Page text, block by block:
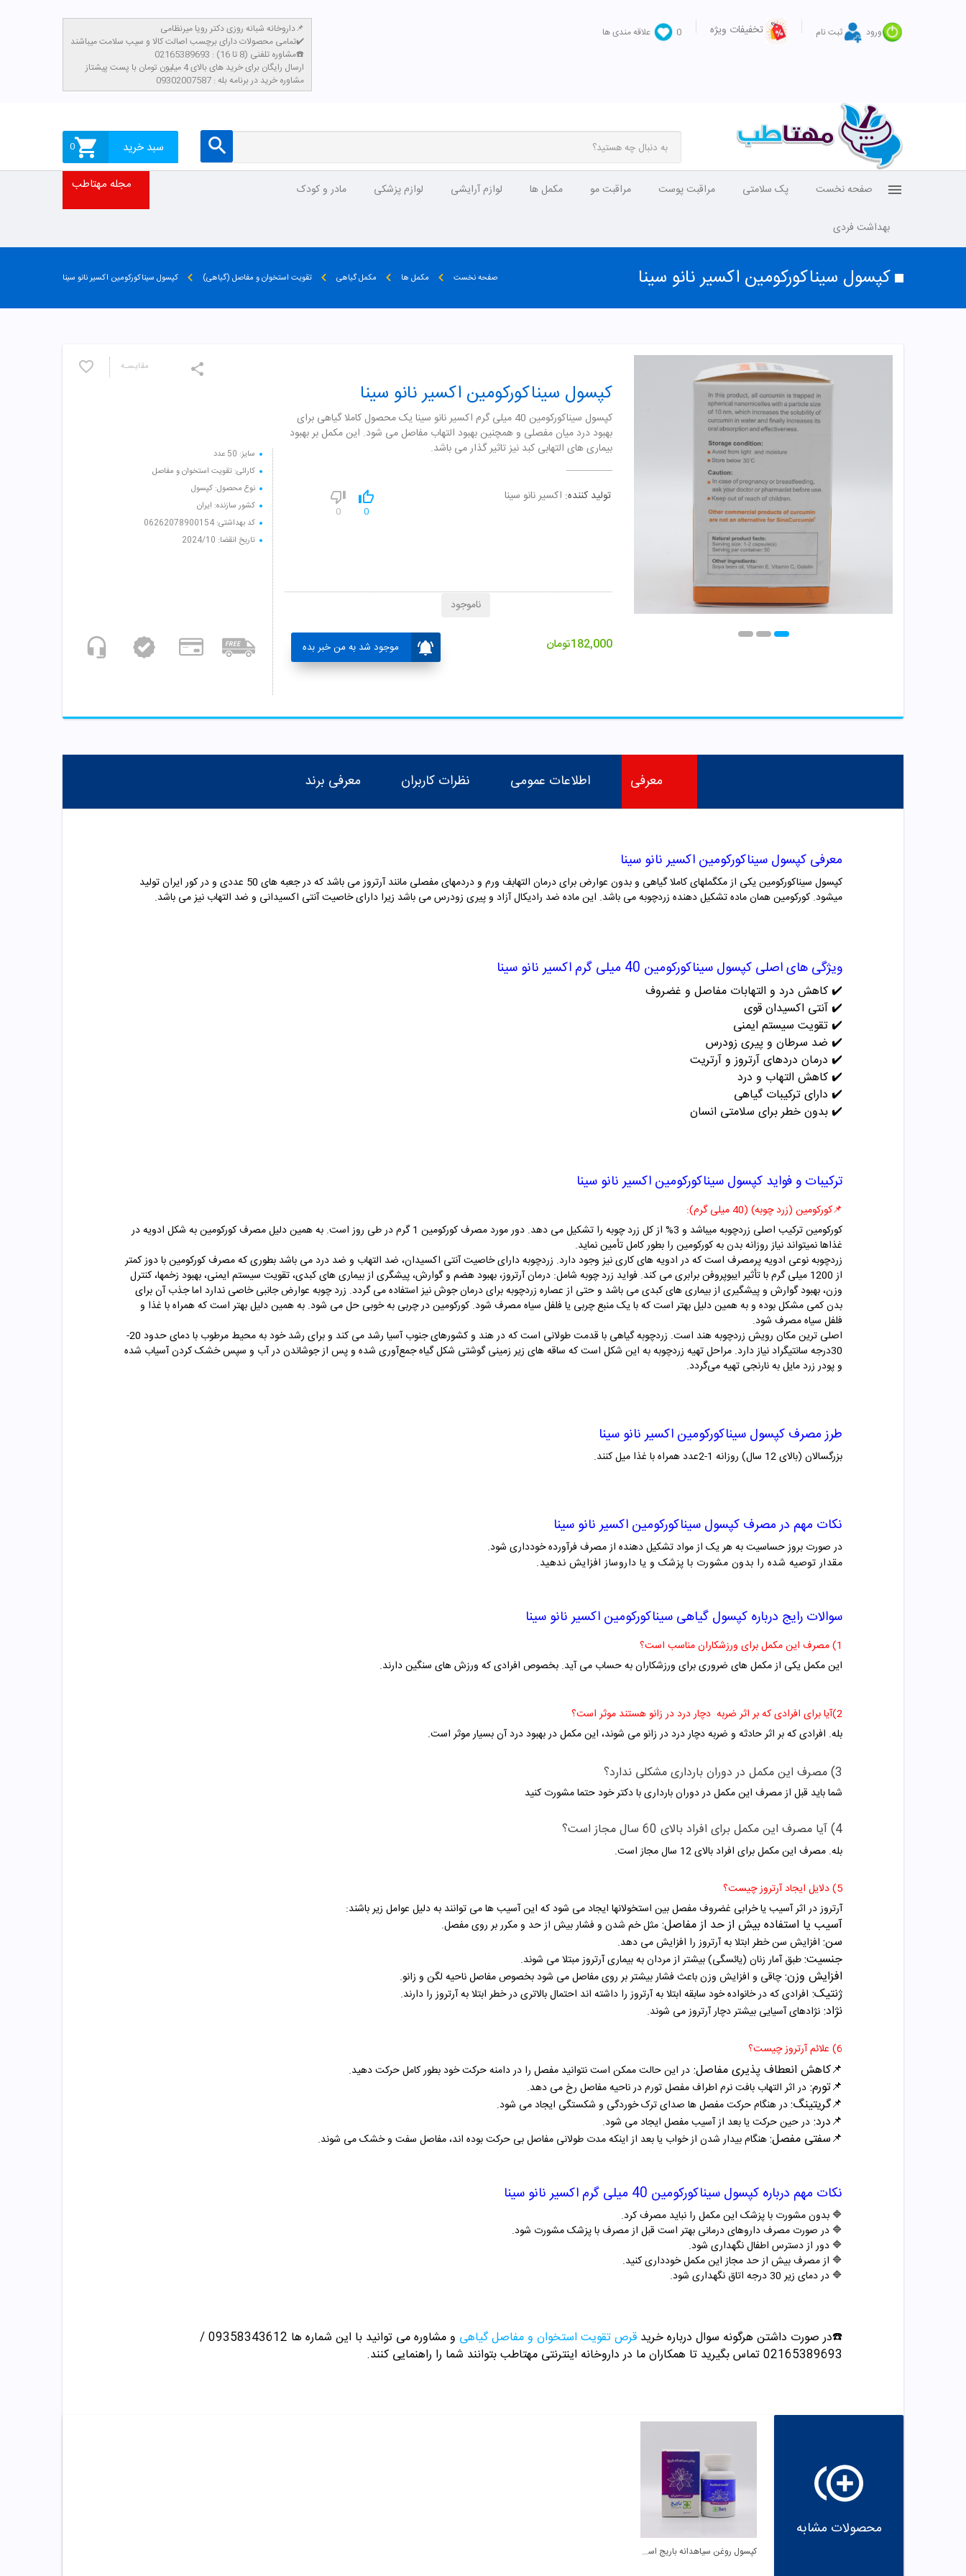
ورود ثبت نام تخفیفات ویژه 0 علاقه مندی ها
داروخانه شبانه روزی دکتر رویا میرنظامی📌
تمامی محصولات دارای برچسب اصالت کالا و سیب سلامت میباشند✔️
مشاوره تلفنی (8 تا 16) : 02165389693☎️
​ارسال رایگان برای خرید های بالای 4 میلیون تومان با پست پیشتاز
مشاوره خرید در برنامه بله : 09302007587
سبد خرید 0
صفحه نخست پک سلامتی مراقبت پوست مراقبت مو مکمل ها لوازم آرایشی لوازم پزشکی مادر و کودک
بهداشت فردی
مجله مهتاطب
کپسول سیناکورکومین اکسیر نانو سینا صفحه نخست مکمل ها مکمل گیاهی تقویت استخوان و مفاصل (گیاهی) کپسول سیناکورکومین اکسیر نانو سینا
مقایسـه
سایز: 50 عدد
کارائی: تقویت استخوان و مفاصل
نوع محصول: کپسول
کشور سازنده: ایران
کد بهداشتی: 06262078900154
تاریخ انقضا: 2024/10
کپسول سیناکورکومین اکسیر نانو سینا
کپسول سیناکورکومین 40 میلی گرم اکسیر نانو سینا یک محصول کاملا گیاهی برای
بهبود درد میان مفصلی و همچنین بهبود التهاب مفاصل می شود. این مکمل بر بهبود
بیماری های التهابی کبد نیز تاثیر گذار می باشد.
تولید کننده: اکسیر نانو سینا
0
0
182,000تومان موجود شد به من خبر بده
ناموجود
معرفی اطلاعات عمومی نظرات کاربران معرفی برند
معرفی کپسول سیناکورکومین اکسیر نانو سینا
کپسول سیناکورکومین یکی از مکگملهای کاملا گیاهی و بدون عوارض برای درمان التهابف ورم و دردمهای مفصلی مانند آرتروز می باشد که در جعبه های 50 عددی و در کور ایران تولید
میشود. کورکومین همان ماده تشکیل دهنده زردچوبه می باشد. این ماده ضد رادیکال آزاد و پیری زودرس می باشد زیرا دارای خاصیت آنتی اکسیدانی و ضد التهاب نیز می باشد.
ویژگی های اصلی کپسول سیناکورکومین 40 میلی گرم اکسیر نانو سینا
✔️کاهش درد و التهابات مفاصل و غضروف
✔️آنتی اکسیدان قوی
✔️تقویت سیستم ایمنی
✔️ ضد سرطان و پیری زودرس
✔️ درمان دردهای آرتروز و آرتریت
✔️کاهش التهاب و درد
✔️ دارای ترکیبات گیاهی
✔️بدون خطر برای سلامتی انسان
ترکیبات و فواید کپسول سیناکورکومین اکسیر نانو سینا
📌کورکومین (زرد چوبه) (40 میلی گرم)
:
کورکومین ترکیب اصلی زردچوبه میباشد و 3% از کل زرد چوبه را تشکیل می دهد. دور مورد مصرف کورکومین 1 گرم در طی روز است. به همین دلیل مصرف کورکومین به شکل ادویه در
غذاها نمیتواند نیاز روزانه بدن به کورکومین را بطور کامل تأمین نماید.
زردچوبه نوعی ادویه پرمصرف است که در ادویه های کاری نیز وجود دارد. زردچوبه دارای خاصیت آنتی اکسیدان، ضد التهاب و ضد درد می باشد بطوری که مصرف کورکومین با دوز کمتر
از 1200 میلی گرم با تأثیر ایبوپروفن برابری می کند. فواید زرد چوبه شامل: درمان آرتروز، بهبود هضم و گوارش، پیشگری از بیماری های کبدی، تقویت سیستم ایمنی، بهبود زخمها، کنترل
وزن، بهبود گوارش و پیشگیری از بیماری های کبدی می باشد و حتی از عصاره زردچوبه برای درمان جوش نیز استفاده می گردد. زرد چوبه عوارض جانبی خاصی ندارد اما جذب آن برای
بدن کمی مشکل بوده و به همین دلیل بهتر است که با یک منبع چربی یا فلفل سیاه مصرف شود. کورکومین در چربی به خوبی حل می شود. به همین دلیل بهتر است که همراه با غذا و
فلفل سیاه مصرف شود.
اصلی ترین مکان رویش زردچوبه هند است. زردچوبه گیاهی با قدمت طولانی است که در هند و کشورهای جنوب آسیا رشد می کند و برای رشد خود به محیط مرطوب با دمای حدود 20-
30درجه سانتیگراد نیاز دارد. مراحل تهیه زردچوبه به این شکل است که ساقه های زیر زمینی گوشتی شکل گیاه جمع‌آوری شده و پس از جوشاندن در آب و سپس خشک کردن آسیاب شده
و پودر زرد مایل به نارنجی تهیه می‌گردد.
طرز مصرف کپسول سیناکورکومین اکسیر نانو سینا
بزرگسالان (بالای 12 سال) روزانه 1-2عدد همراه با غذا میل کنند.
نکات مهم در مصرف کپسول سیناکورکومین اکسیر نانو سینا
در صورت بروز حساسیت به هر یک از مواد تشکیل دهنده از مصرف فرآورده خودداری شود.
مقدار توصیه شده را بدون مشورت با پزشک و یا داروساز افزایش ندهید.
سوالات رایج درباره کپسول گیاهی سیناکورکومین اکسیر نانو سینا
1) مصرف این مکمل برای ورزشکاران مناسب است؟
این مکمل یکی از مکمل های ضروری برای ورزشکاران به حساب می آید. بخصوص افرادی که ورزش های سنگین دارند.
2)آیا برای افرادی که بر اثر ضربه دچار درد در زانو هستند موثر است؟
بله. افرادی که بر اثر حادثه و ضربه دچار درد در زانو می شوند، این مکمل در بهبود درد آن بسیار موثر است.
3) مصرف این مکمل در دوران بارداری مشکلی ندارد؟
شما باید قبل از مصرف این مکمل در دوران بارداری با دکتر خود حتما مشورت کنید
4) آیا مصرف این مکمل برای افراد بالای 60 سال مجاز است؟
بله. مصرف این مکمل برای افراد بالای 12 سال مجاز است.
5) دلایل ایجاد آرتروز چیست؟
آرتروز در اثر آسیب یا خرابی غضروف مفصل بین استخولانها ایجاد می شود که این آسیب ها می توانند به دلیل عوامل زیر باشند:
آسیب یا استفاده بیش از حد از مفاصل: مثل خم شدن و فشار بیش از حد و مکرر بر روی مفصل.
سن: افزایش سن خطر ابتلا به آرتروز را افزایش می دهد.
جنسیت:طبق آمار زنان (یائسگی) بیشتر از مردان به بیماری آرتروز مبتلا می شوند.
افزایش وزن:چاقی و افزایش وزن باعث فشار بیشتر بر روی مفاصل می شود بخصوص مفاصل ناحیه لگن و زانو.
ژنتیک: افرادی که در خانواده خود سابقه ابتلا به آرتروز را داشته اند احتمال بالاتری در خطر ابتلا به آرتروز را دارند.
نژاد: نژادهای آسیایی بیشتر دچار آرتروز می شوند.
6) علائم آرتروز چیست؟
📌کاهش انعطاف پذیری مفاصل: در این حالت ممکن است نتوانید مفصل را در دامنه حرکت خود بطور کامل حرکت دهید.
📌تورم: در اثر التهاب بافت نرم اطراف مفصل تورم در ناحیه مفاصل رخ می دهد.
📌گریتینگ:در هنگام حرکت مفصل ها صدای ترک خوردگی و شکستگی ایجاد می شود.
📌درد: در حین حرکت یا بعد از آسیب مفصل ایجاد می شود.
📌سفتی مفصل:هنگام بیدار شدن از خواب یا بعد از اینکه مدت طولانی مفاصل بی حرکت بوده اند، مفاصل سفت و خشک می شوند.
نکات مهم درباره کپسول سیناکورکومین 40 میلی گرم اکسیر نانو سینا
🔷 بدون مشورت با پزشک این مکمل را نباید مصرف کرد.
🔷 در صورت مصرف داروهای درمانی بهتر است قبل از مصرف با پزشک مشورت شود.
🔷 دور از دسترس اطفال نگهداری شود.
🔷 از مصرف بیش از حد مجاز این مکمل خودداری کنید.
🔷 در دمای زیر 30 درجه اتاق نگهداری شود.
☎️در صورت داشتن هرگونه سوال درباره خرید قرص تقویت استخوان و مفاصل گیاهی
و مشاوره می توانید با این شماره ها 09358343612 /
02165389693تماس بگیرید تا همکاران ما در داروخانه اینترنتی مهتاطب بتوانند شما را راهنمایی کنند.
محصولات مشابه
کپسول روغن سیاهدانه باریج اسانس